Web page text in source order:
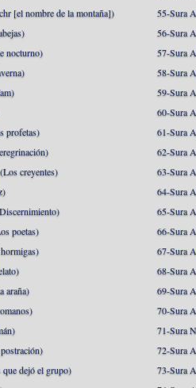
[el nombre de la montaña])
nocturno)
profetas)
creyentes)
poetas)
araña)
dejó el grupo)
55-Sura
56-Sura
57-Sura
58-Sura
59-Sura
60-Sura
61-Sura
62-Sura
63-Sura
64-Sura
65-Sura
66-Sura
67-Sura
68-Sura
69-Sura
70-Sura
71-Sura
72-Sura
73-Sura